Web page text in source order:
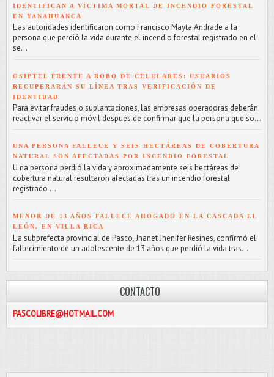
IDENTIFICAN A VÍCTIMA MORTAL DE INCENDIO FORESTAL
EN YANAHUANCA
L as autoridades identificaron como Francisco Mayta Andrade a la
persona que perdió la vida durante el incendio forestal registrado en el
se...
OSIPTEL FRENTE A ROBO DE CELULARES: USUARIOS
RECUPERARÁN SU LÍNEA TRAS VERIFICACIÓN DE
IDENTIDAD
Para evitar fraudes o suplantaciones, las empresas operadoras deberán
reactivar el servicio móvil después de confirmar que la persona que so...
UNA PERSONA FALLECE Y SEIS HECTÁREAS DE COBERTURA
NATURAL SON AFECTADAS POR INCENDIO FORESTAL
U na persona perdió la vida y aproximadamente seis hectáreas de
cobertura natural resultaron afectadas tras un incendio forestal
registrado ...
MENOR DE 13 AÑOS FALLECE AHOGADO EN LA CASCADA EL
LEÓN, EN VILLA RICA
L a subprefecta provincial de Pasco, Jhanet Jhenifer Resines, confirmó el
fallecimiento de un adolescente de 13 años que perdió la vida tras...
CONTACTO